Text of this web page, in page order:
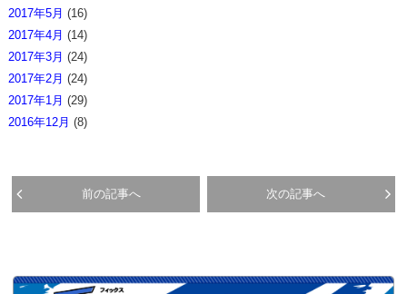
2017年5月 (16)
2017年4月 (14)
2017年3月 (24)
2017年2月 (24)
2017年1月 (29)
2016年12月 (8)
前の記事へ 次の記事へ